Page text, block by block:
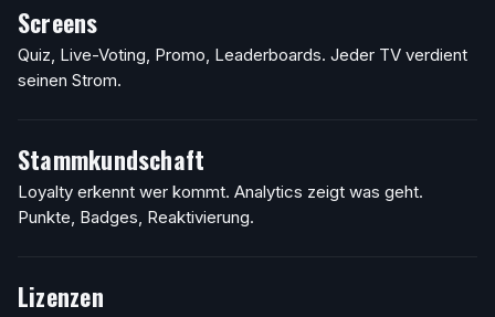
Screens
Quiz, Live-Voting, Promo, Leaderboards. Jeder TV verdient
seinen Strom.
Stammkundschaft
Loyalty erkennt wer kommt. Analytics zeigt was geht.
Punkte, Badges, Reaktivierung.
Lizenzen